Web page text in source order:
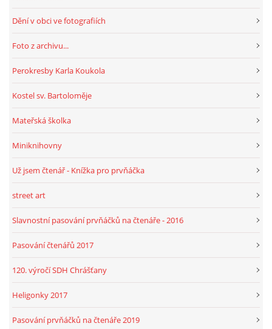
Dění v obci ve fotografiích
Foto z archivu...
Perokresby Karla Koukola
Kostel sv. Bartoloměje
Mateřská školka
Miniknihovny
Už jsem čtenář - Knížka pro prvňáčka
street art
Slavnostní pasování prvňáčků na čtenáře - 2016
Pasování čtenářů 2017
120. výročí SDH Chrášťany
Heligonky 2017
Pasování prvňáčků na čtenáře 2019